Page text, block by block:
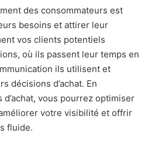
des consommateurs est
besoins et attirer leur
vos clients potentiels
où ils passent leur temps en
ils utilisent et
décisions d’achat. En
vous pourrez optimiser
votre visibilité et offrir
fluide.